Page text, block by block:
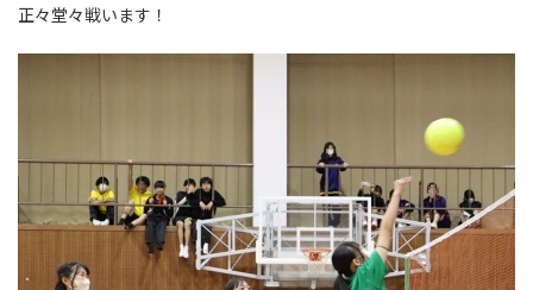
正々堂々戦います！